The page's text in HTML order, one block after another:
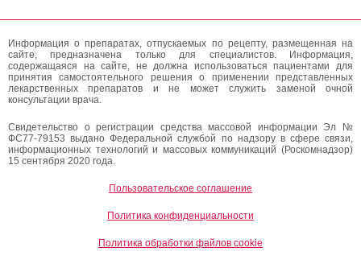
Информация о препаратах, отпускаемых по рецепту, размещенная на
сайте, предназначена только для специалистов. Информация,
содержащаяся на сайте, не должна использоваться пациентами для
принятия самостоятельного решения о применении представленных
лекарственных препаратов и не может служить заменой очной
консультации врача.
Свидетельство о регистрации средства массовой информации Эл №
ФС77-79153 выдано Федеральной службой по надзору в сфере связи,
информационных технологий и массовых коммуникаций (Роскомнадзор)
15 сентября 2020 года.
Пользовательское соглашение
Политика конфиденциальности
Политика обработки файлов cookie